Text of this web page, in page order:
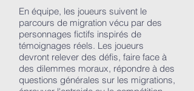
En équipe, les joueurs suivent le
parcours de migration vécu par des
personnages fictifs inspirés de
témoignages réels. Les joueurs
devront relever des défis, faire face à
des dilemmes moraux, répondre à des
questions générales sur les migrations,